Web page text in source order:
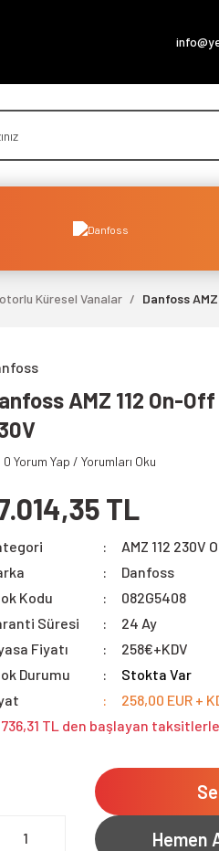
Küresel Vanalar Danfoss
AMZ 112 On-
0 Yorum Yap / Yorumları Oku
TL
AMZ 112
Danfoss
Kodu
082G5408
Süresi
24 Ay
Fiyatı
258€+KDV
Durumu
Stokta Var
258,00 EUR +
TL den başlayan
Hemen